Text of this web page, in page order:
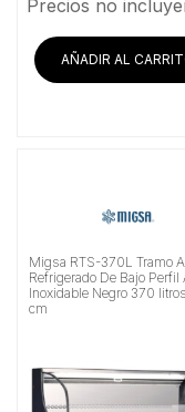
Precios no
AÑADIR AL
Migsa RTS-370L Tramo
Refrigerado De Bajo Perfil
Inoxidable Negro 370
cm